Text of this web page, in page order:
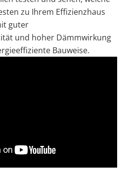
zu Ihrem Effizienzhaus
guter
und hoher Dämmwirkung
Bauweise.